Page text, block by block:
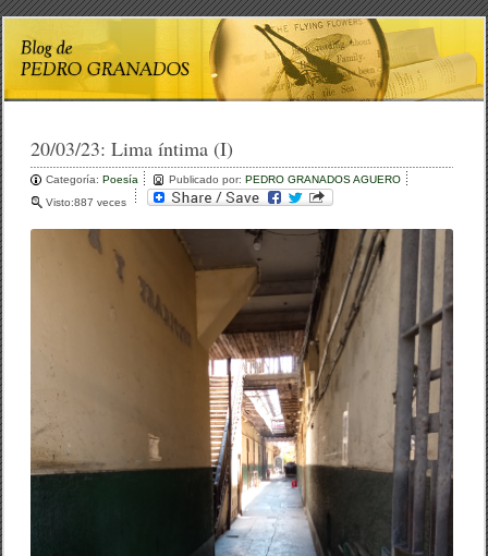
20/03/23:Lima íntima (I)
Categoría:Poesía Publicado por:PEDRO GRANADOS AGUERO
Visto:887 veces